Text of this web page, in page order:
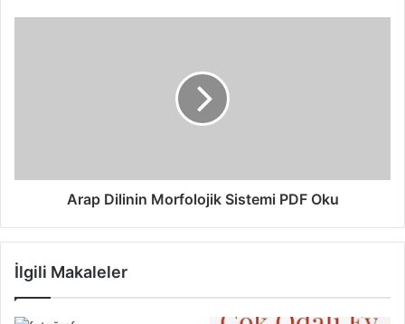
Arap Dilinin Morfolojik Sistemi PDF Oku
İlgili Makaleler